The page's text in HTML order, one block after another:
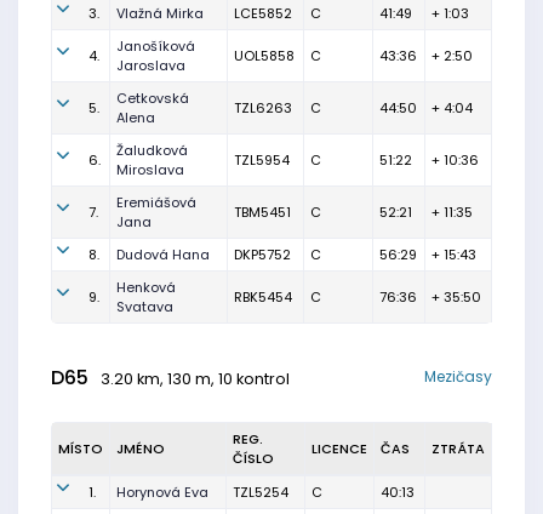
3. Vlažná Mirka LCE5852 C 41:49 + 1:03
4.
Janošíková
Jaroslava
UOL5858 C 43:36 + 2:50
5.
Cetkovská
Alena
TZL6263 C 44:50 + 4:04
6.
Žaludková
Miroslava
TZL5954 C 51:22 + 10:36
7.
Eremiášová
Jana
TBM5451 C 52:21 + 11:35
8. Dudová Hana DKP5752 C 56:29 + 15:43
9.
Henková
Svatava
RBK5454 C 76:36 + 35:50
D65 3.20 km, 130 m, 10 kontrol Mezičasy
MÍSTO JMÉNO
REG.
ČÍSLO
LICENCE ČAS ZTRÁTA
1. Horynová Eva TZL5254 C 40:13